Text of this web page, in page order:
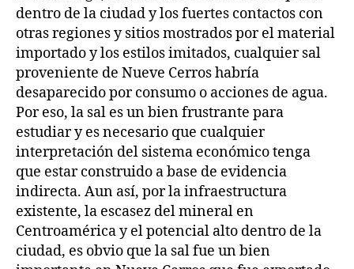
dentro de la ciudad y los fuertes contactos con
otras regiones y sitios mostrados por el material
importado y los estilos imitados, cualquier sal
proveniente de Nueve Cerros habría
desaparecido por consumo o acciones de agua.
Por eso, la sal es un bien frustrante para
estudiar y es necesario que cualquier
interpretación del sistema económico tenga
que estar construido a base de evidencia
indirecta. Aun así, por la infraestructura
existente, la escasez del mineral en
Centroamérica y el potencial alto dentro de la
ciudad, es obvio que la sal fue un bien